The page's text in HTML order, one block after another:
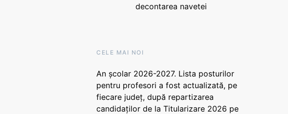
decontarea navetei
CELE MAI NOI
An școlar 2026-2027. Lista posturilor
pentru profesori a fost actualizată, pe
fiecare județ, după repartizarea
candidaților de la Titularizare 2026 pe